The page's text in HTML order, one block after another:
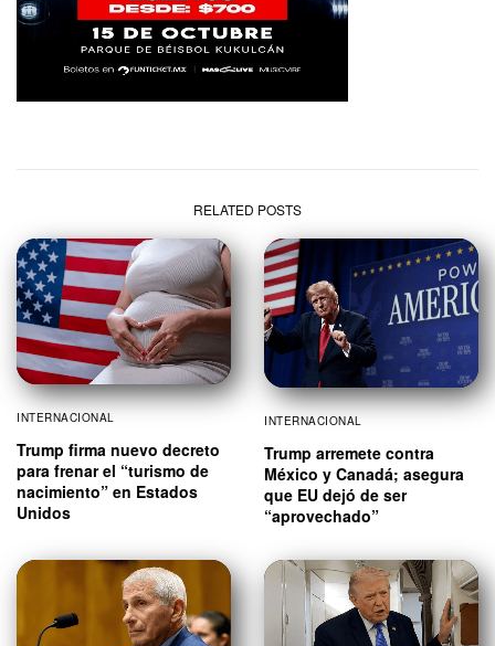
RELATED POSTS
INTERNACIONAL
Trump firma nuevo decreto
para frenar el “turismo de
nacimiento” en Estados
Unidos
INTERNACIONAL
Trump arremete contra
México y Canadá; asegura
que EU dejó de ser
“aprovechado”